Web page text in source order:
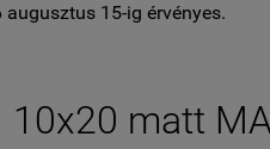
15-ig érvényes.
10x20 matt